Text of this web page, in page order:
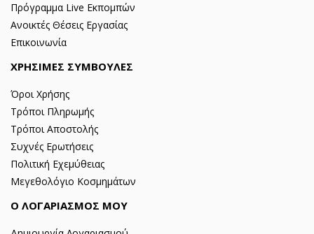
Πρόγραμμα Live Εκπομπών
Ανοικτές Θέσεις Εργασίας
Επικοινωνία
ΧΡΗΣΙΜΕΣ ΣΥΜΒΟΥΛΕΣ
Όροι Χρήσης
Τρόποι Πληρωμής
Τρόποι Αποστολής
Συχνές Ερωτήσεις
Πολιτική Εχεμύθειας
Μεγεθολόγιο Κοσμημάτων
Ο ΛΟΓΑΡΙΑΣΜΟΣ ΜΟΥ